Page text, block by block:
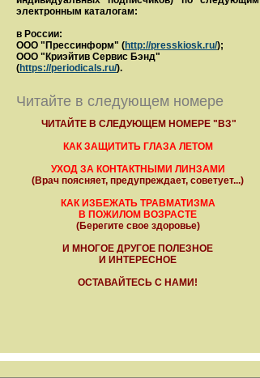
электронным каталогам:
в России:
ООО "Прессинформ" (http://presskiosk.ru/);
ООО "Криэйтив Сервис Бэнд"
(https://periodicals.ru/).
Читайте в следующем номере
ЧИТАЙТЕ В СЛЕДУЮЩЕМ НОМЕРЕ "ВЗ"
КАК ЗАЩИТИТЬ ГЛАЗА ЛЕТОМ
УХОД ЗА КОНТАКТНЫМИ ЛИНЗАМИ
(Врач поясняет, предупреждает, советует...)
КАК ИЗБЕЖАТЬ ТРАВМАТИЗМА
В ПОЖИЛОМ ВОЗРАСТЕ
(Берегите свое здоровье)
И МНОГОЕ ДРУГОЕ ПОЛЕЗНОЕ
И ИНТЕРЕСНОЕ
ОСТАВАЙТЕСЬ С НАМИ!